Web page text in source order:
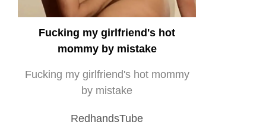
Fucking my girlfriend's hot
mommy by mistake
Fucking my girlfriend's hot mommy
by mistake
RedhandsTube